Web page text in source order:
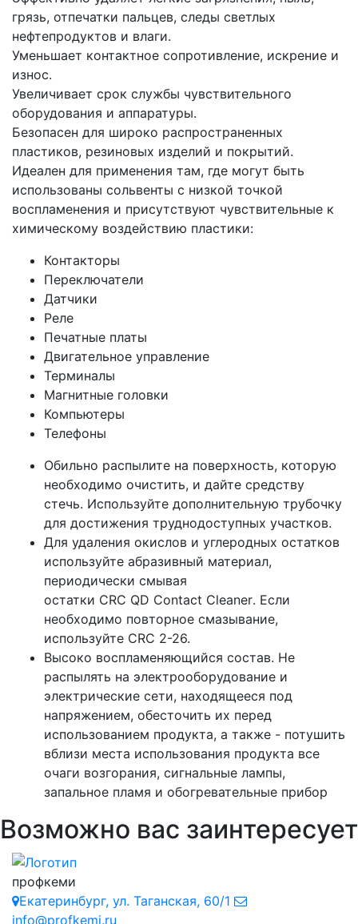
грязь, отпечатки пальцев, следы светлых
нефтепродуктов и влаги.
Уменьшает контактное сопротивление, искрение и
износ.
Увеличивает срок службы чувствительного
оборудования и аппаратуры.
Безопасен для широко распространенных
пластиков, резиновых изделий и покрытий.
Идеален для применения там, где могут быть
использованы сольвенты с низкой точкой
воспламенения и присутствуют чувствительные к
химическому воздействию пластики:
Контакторы
Переключатели
Датчики
Реле
Печатные платы
Двигательное управление
Терминалы
Магнитные головки
Компьютеры
Телефоны
Обильно распылите на поверхность, которую
необходимо очистить, и дайте средству
стечь. Используйте дополнительную трубочку
для достижения труднодоступных участков.
Для удаления окислов и углеродных остатков
используйте абразивный материал,
периодически смывая
остатки CRC QD Contact Cleaner. Если
необходимо повторное смазывание,
используйте CRC 2-26.
Высоко воспламеняющийся состав. Не
распылять на электрооборудование и
электрические сети, находящееся под
напряжением, обесточить их перед
использованием продукта, а также - потушить
вблизи места использования продукта все
очаги возгорания, сигнальные лампы,
запальное пламя и обогревательные прибор
Возможно вас заинтересует
профкеми
Екатеринбург, ул. Таганская, 60/1
info@profkemi.ru